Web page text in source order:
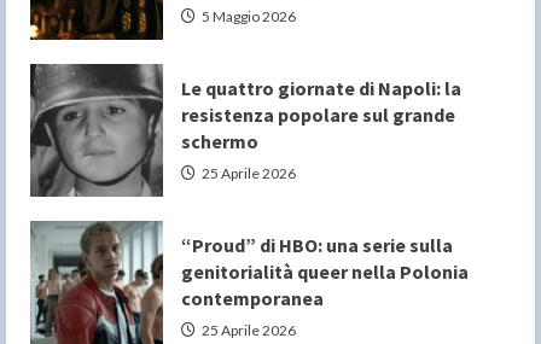
5 Maggio 2026
Le quattro giornate di Napoli: la
resistenza popolare sul grande
schermo
25 Aprile 2026
“Proud” di HBO: una serie sulla
genitorialità queer nella Polonia
contemporanea
25 Aprile 2026